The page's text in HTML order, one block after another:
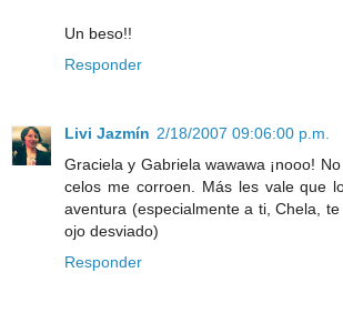
Un beso!!
Responder
Livi Jazmín 2/18/2007 09:06:00 p.m.
Graciela y Gabriela wawawa ¡nooo!
celos me corroen. Más les vale que
aventura (especialmente a ti, Chela,
ojo desviado)
Responder